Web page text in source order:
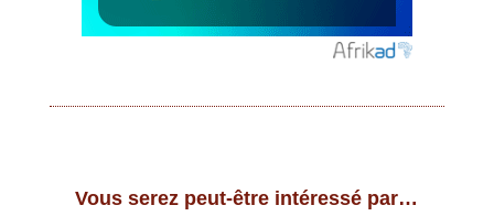
Vous serez peut-être intéressé par…